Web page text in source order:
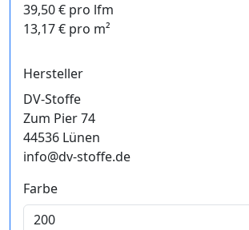
39,50 € pro lfm
13,17 € pro m²
Hersteller
DV-Stoffe
Zum Pier 74
44536 Lünen
info@dv-stoffe.de
Farbe